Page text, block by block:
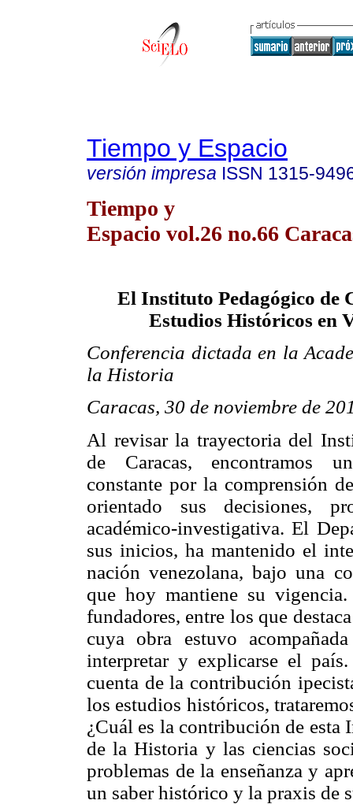
Tiempo y Espacio
versión impresa ISSN 1315-
Tiempo y
Espacio vol.26 no.66
El Instituto Pedagógico de
Estudios Históricos en
Conferencia dictada en la
la Historia
Caracas, 30 de noviembre de
Al revisar la trayectoria del
de Caracas, encontramos
constante por la comprensión
orientado sus decisiones,
académico-investigativa. El
sus inicios, ha mantenido el
nación venezolana, bajo una
que hoy mantiene su
fundadores, entre los que
cuya obra estuvo
interpretar y explicarse el
cuenta de la contribución
los estudios históricos,
¿Cuál es la contribución de
de la Historia y las ciencias
problemas de la enseñanza y
un saber histórico y la praxis de